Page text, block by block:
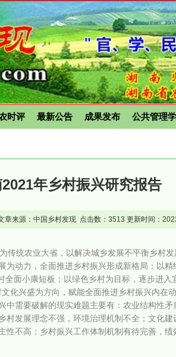
时评 最新公告 成果发布 公共管理
年乡村振兴研究报告
章来源：中国乡村发现 点击数： 3513 更新时间：
传统农业大省，以解决城乡发展不平衡乡村
动力，全面推进乡村振兴形成新格局；以
面小康短板；以绿色乡村为目标，逐步进入
化兴盛为方向，赋能全面推进乡村振兴内在
需要破解的现实难题主要有：农业结构性
村发展理念不强，环境治理机制不全；文化
不高；乡村振兴工作体制机制有待完善，